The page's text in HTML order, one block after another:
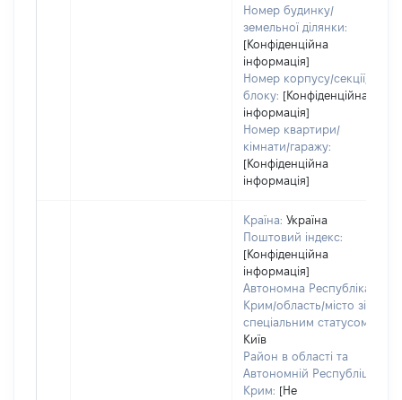
Номер будинку/
земельної ділянки:
[Конфіденційна
інформація]
Номер корпусу/секції/
блоку: [Конфіденційна
інформація]
Номер квартири/
кімнати/гаражу:
[Конфіденційна
інформація]
Країна: Україна
Поштовий індекс:
[Конфіденційна
інформація]
Автономна Республіка
Крим/область/місто зі
спеціальним статусом:
Київ
Район в області та
Автономній Республіці
Крим: [Не